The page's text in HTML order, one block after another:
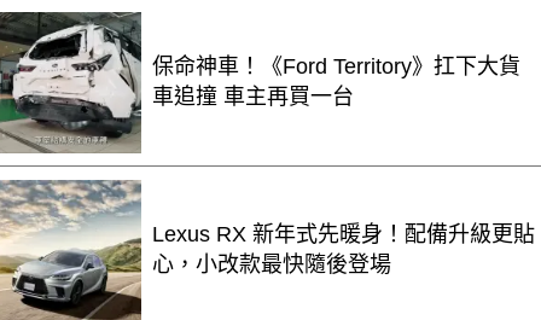
保命神車！《Ford Territory》扛下大貨
車追撞 車主再買一台
Lexus RX 新年式先暖身！配備升級更貼
心，小改款最快隨後登場